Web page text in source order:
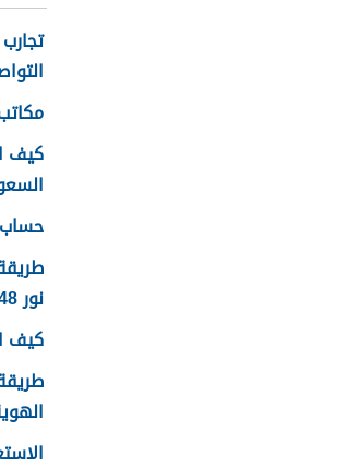
كيف
حساب
نور 1448
كيف
الهوية